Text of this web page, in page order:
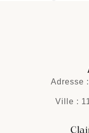
Adresse
Ville :